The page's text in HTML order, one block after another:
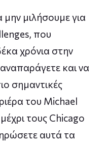
μιλήσουμε για
που
χρόνια στην
και να
σημαντικές
του Michael
τους Chicago
αυτά τα